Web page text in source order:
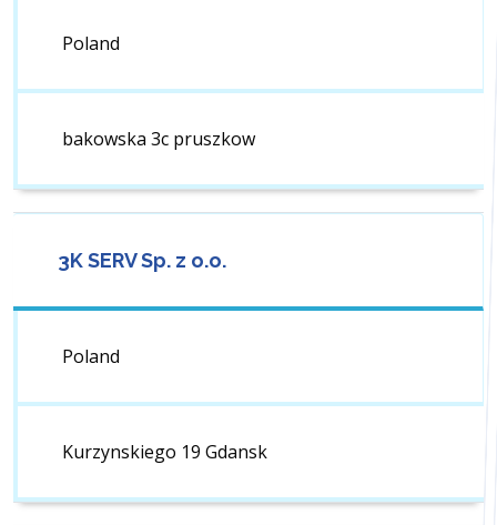
Poland
bakowska 3c pruszkow
3K SERV Sp. z o.o.
Poland
Kurzynskiego 19 Gdansk